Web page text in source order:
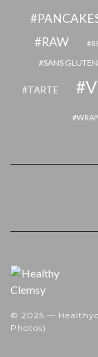
RAW
SANS GLUTEN
TARTE
© 2025 —
Photos)